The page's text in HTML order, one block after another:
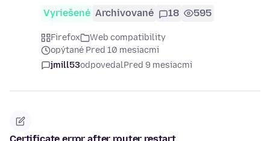
Vyriešené Archivované 18 595
Firefox
Web compatibility
opýtané Pred 10 mesiacmi
jmill53odpovedalPred 9 mesiacmi